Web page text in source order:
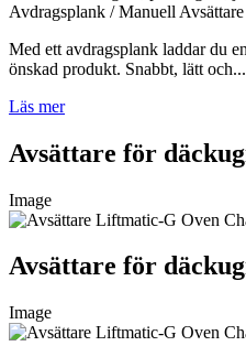
Avdragsplank / Manuell
Med ett avdragsplank laddar du
önskad produkt. Snabbt, lätt och...
Läs mer
Avsättare för
Image
Avsättare för
Image